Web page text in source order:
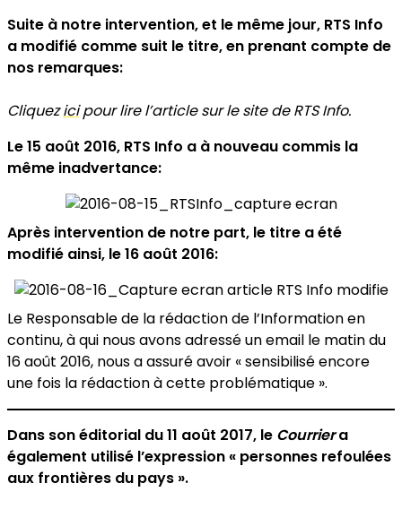
Suite à notre intervention, et le même jour, RTS Info
a modifié comme suit le titre, en prenant compte de
nos remarques:
Cliquezicipour lire l’article sur le site de RTS Info.
Le 15 août 2016, RTS Info a à nouveau commis la
même inadvertance:
Après intervention de notre part, le titre a été
modifié ainsi, le 16 août 2016:
Le Responsable de la rédaction de l’Information en
continu,à qui nous avons adressé un email le matin du
16 août 2016, nous a assuré avoir « sensibilisé encore
une fois la rédaction à cette problématique ».
Dans son éditorial du 11 août 2017, le Courriera
également utilisé l’expression « personnes refoulées
aux frontières du pays ».